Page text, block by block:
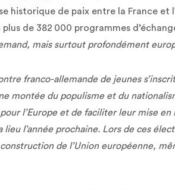
historique de paix entre la France et
de 382 000 programmes
mais surtout profondément
franco-allemande de jeunes
montée du populisme et du
l’Europe et de faciliter leur mise
l’année prochaine. Lors de ces
de l’Union européenne,